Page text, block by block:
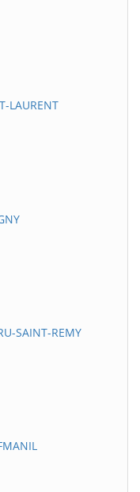
LAURENT
SAINT-REMY